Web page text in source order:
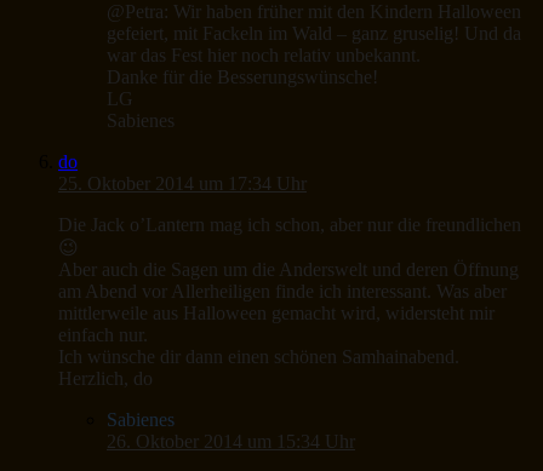
@Petra: Wir haben früher mit den Kindern Halloween
gefeiert, mit Fackeln im Wald – ganz gruselig! Und da
war das Fest hier noch relativ unbekannt.
Danke für die Besserungswünsche!
LG
Sabienes
do
25. Oktober 2014 um 17:34 Uhr
Die Jack o’Lantern mag ich schon, aber nur die freundlichen
😉
Aber auch die Sagen um die Anderswelt und deren Öffnung
am Abend vor Allerheiligen finde ich interessant. Was aber
mittlerweile aus Halloween gemacht wird, widersteht mir
einfach nur.
Ich wünsche dir dann einen schönen Samhainabend.
Herzlich, do
Sabienes
26. Oktober 2014 um 15:34 Uhr